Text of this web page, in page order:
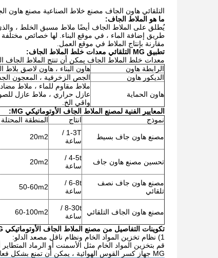
التلقائي هاون الجاف مصنع خلاط الصناعية مصنع هاون
ما هو الملاط الجاف:
يُطلق على الملاط الجاف أيضًا ملاط ​​مسبق الخلط ،
طريق إضافة الماء ، في موقع البناء. لها خصائص
مقارنة بإنتاج الملاط في موقع العمل.
تطبيق MG التلقائي معدات خلط الملاط الجاف:
معدات خلط الملاط الجاف يمكن أن تنتج الملاط الجاف
الرابطة هاون
هاون البناء ، هاون لاصق
الديكور هاون
الجص الزخرفية ، المعجون
هاون الحماية
ملاط مقاوم للماء ، ملاط
واقي الخ.
المعايير الفنية لمصنع الملاط الجاف الأوتوماتيكي MG:
نموذج
انتاج المنطقة المحتلة
مصنع هاون جاف بسيط
1-3T /
ساعة
20m2
تحسين مصنع هاون جاف
4-5t /
ساعة
20m2
مصنع هاون جاف نصف
تلقائي
6-8t /
ساعة
50-60m2
مصنع هاون الجاف التلقائي
8-30t /
ساعة
60-100m2
تكوينات التفاصيل من مصنع الملاط الجاف الأوتوماتيكي MG:
1) نظام تخزين المواد الخام ونظام ناقل مصعد الدلو:
قم بتخزين المواد الخام مثل الأسمنت أو الرماد
MG جهاز كسر القوس الهوائية ، يمكن أن تمنع بشكل فعال الاسمنت ، يطير القوس عقدة الرماد. ضمان القياس السلس للمكونات دوامة.